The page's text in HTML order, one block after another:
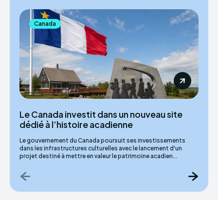
Canada
Le Canada investit dans un nouveau site
dédié à l’histoire acadienne
Le gouvernement du Canada poursuit ses investissements
dans les infrastructures culturelles avec le lancement d'un
projet destiné à mettre en valeur le patrimoine acadien...